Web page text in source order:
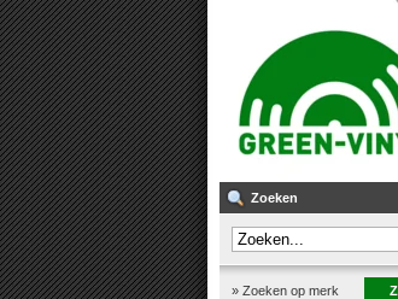
Zoeken
» Zoeken op merk